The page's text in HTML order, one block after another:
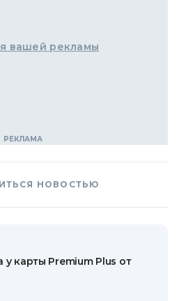
вашей рекламы
НОВОСТЬЮ
карты Premium Plus от